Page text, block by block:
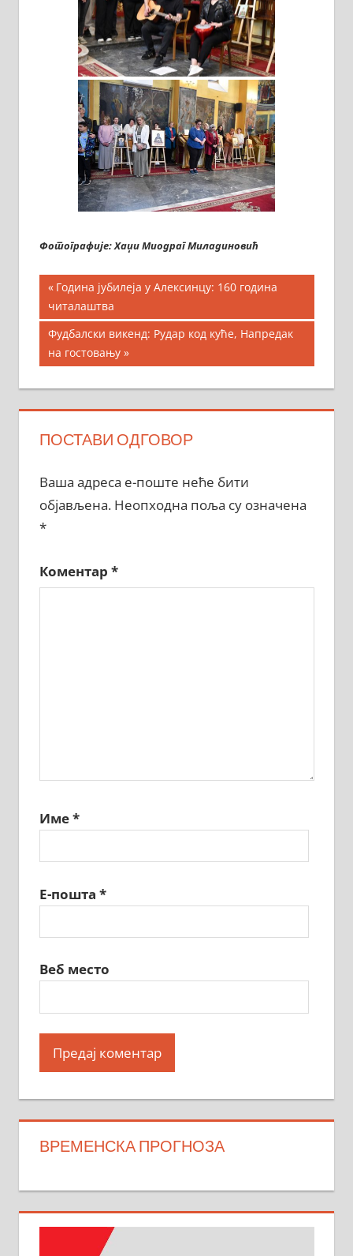
Фотографије: Хаџи Миодраг Миладиновић
Кретање
чланка
Previous
Post:
Година јубилеја у Алексинцу: 160 година
читалаштва
Next
Post:
Фудбалски викенд: Рудар код куће, Напредак
на гостовању
ПОСТАВИ ОДГОВОР
Ваша адреса е-поште неће бити
објављена. Неопходна поља су означена
*
Коментар *
Име*
Е-пошта *
Веб место
ВРЕМЕНСКА ПРОГНОЗА